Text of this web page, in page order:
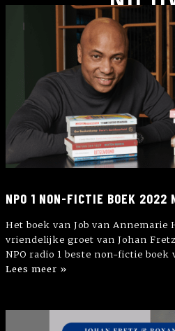
NPO 1 NON-FICTIE BOEK 2022
Het boek van Job van Annemarie
vriendelijke groet van Johan
NPO radio 1 beste non-fictie boek
Lees meer »